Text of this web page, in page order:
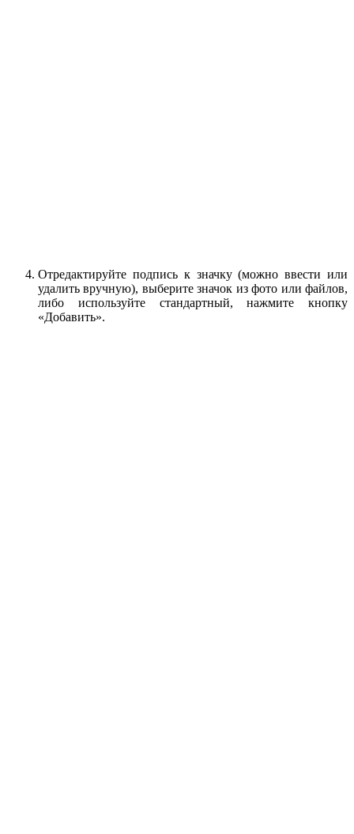
Отредактируйте подпись к значку (можно ввести или
удалить вручную), выберите значок из фото или файлов,
либо используйте стандартный, нажмите кнопку
«Добавить».